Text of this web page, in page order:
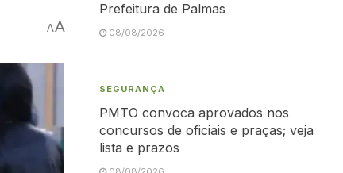
AA
Prefeitura de Palmas
08/08/2026
SEGURANÇA
PMTO convoca aprovados nos
concursos de oficiais e praças; veja
lista e prazos